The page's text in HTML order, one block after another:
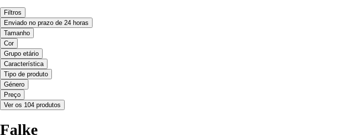
Filtros
Enviado no prazo de 24 horas
Tamanho
Cor
Grupo etário
Característica
Tipo de produto
Género
Preço
Ver os 104 produtos
Falke